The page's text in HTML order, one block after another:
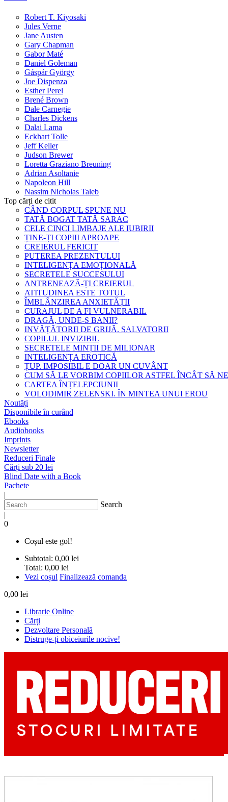
Robert T. Kiyosaki
Jules Verne
Jane Austen
Gary Chapman
Gabor Maté
Daniel Goleman
Gáspár György
Joe Dispenza
Esther Perel
Brené Brown
Dale Carnegie
Charles Dickens
Dalai Lama
Eckhart Tolle
Jeff Keller
Judson Brewer
Loretta Graziano Breuning
Adrian Asoltanie
Napoleon Hill
Nassim Nicholas Taleb
Top cărți de citit
CÂND CORPUL SPUNE NU
TATĂ BOGAT TATĂ SARAC
CELE CINCI LIMBAJE ALE IUBIRII
ȚINE-ȚI COPIII APROAPE
CREIERUL FERICIT
PUTEREA PREZENTULUI
INTELIGENȚA EMOȚIONALĂ
SECRETELE SUCCESULUI
ANTRENEAZĂ-ȚI CREIERUL
ATITUDINEA ESTE TOTUL
ÎMBLÂNZIREA ANXIETĂȚII
CURAJUL DE A FI VULNERABIL
DRAGĂ, UNDE-S BANII?
INVĂȚĂTORII DE GRIJĂ. SALVATORII
COPILUL INVIZIBIL
SECRETELE MINȚII DE MILIONAR
INTELIGENȚA EROTICĂ
ȚUP. IMPOSIBIL E DOAR UN CUVÂNT
CUM SĂ LE VORBIM COPIILOR ASTFEL ÎNCÂT SĂ
CARTEA ÎNȚELEPCIUNII
VOLODIMIR ZELENSKI. ÎN MINTEA UNUI EROU
Noutăți
Disponibile în curând
Ebooks
Audiobooks
Imprints
Newsletter
Reduceri Finale
Cărți sub 20 lei
Blind Date with a Book
Pachete
|
Search
|
0
Coșul este gol!
Subtotal: 0,00 lei
Total: 0,00 lei
Vezi coșul Finalizează comanda
0,00 lei
Librarie Online
Cărți
Dezvoltare Personală
Distruge-ți obiceiurile nocive!